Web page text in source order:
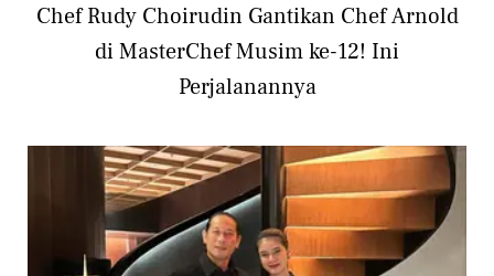
Chef Rudy Choirudin Gantikan Chef Arnold
di MasterChef Musim ke-12! Ini
Perjalanannya